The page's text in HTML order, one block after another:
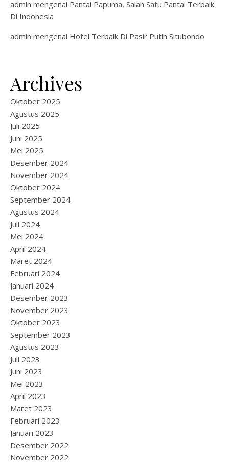
admin mengenai Pantai Papuma, Salah Satu Pantai Terbaik
Di Indonesia
admin mengenai Hotel Terbaik Di Pasir Putih Situbondo
Archives
Oktober 2025
Agustus 2025
Juli 2025
Juni 2025
Mei 2025
Desember 2024
November 2024
Oktober 2024
September 2024
Agustus 2024
Juli 2024
Mei 2024
April 2024
Maret 2024
Februari 2024
Januari 2024
Desember 2023
November 2023
Oktober 2023
September 2023
Agustus 2023
Juli 2023
Juni 2023
Mei 2023
April 2023
Maret 2023
Februari 2023
Januari 2023
Desember 2022
November 2022